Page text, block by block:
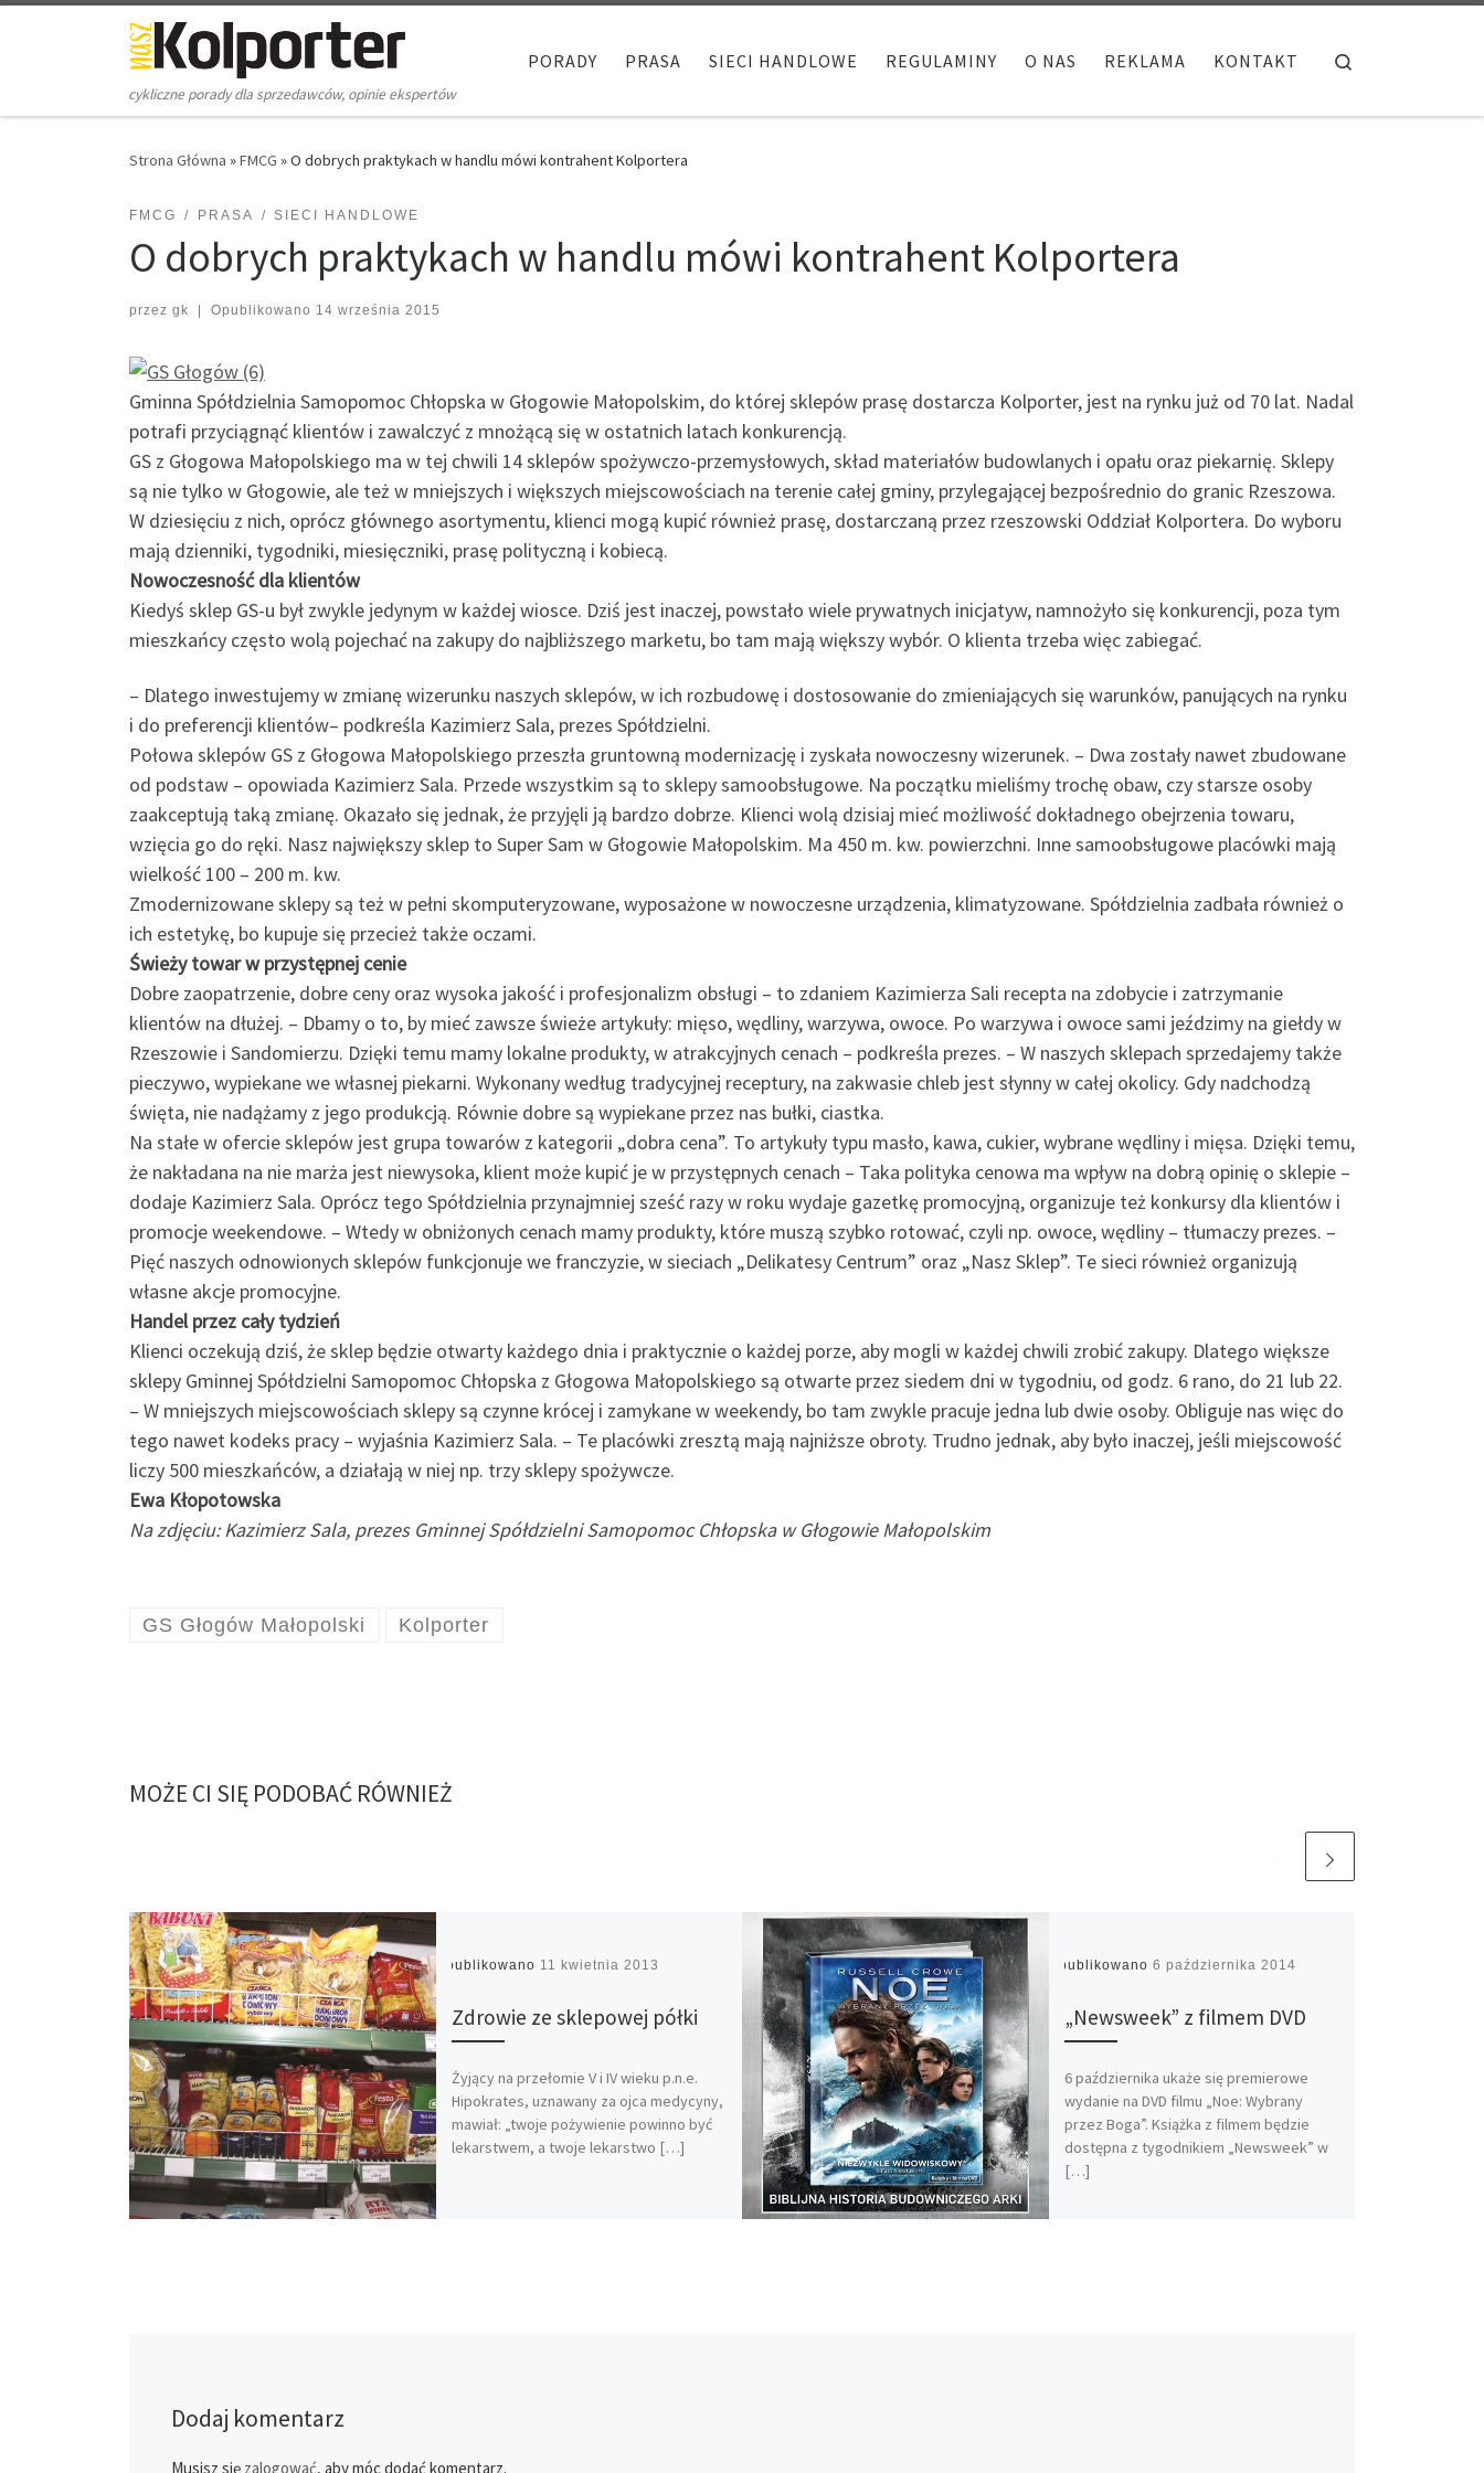
Skip to content
cykliczne porady dla sprzedawców, opinie ekspertów
PORADY PRASA SIECI HANDLOWE REGULAMINY O NAS REKLAMA KONTAKT
Strona Główna »FMCG »O dobrych praktykach w handlu mówi kontrahent Kolportera
FMCG PRASA SIECI HANDLOWE
O dobrych praktykach w handlu mówi kontrahent Kolportera
przez gk Opublikowano 14 września 2015
Gminna Spółdzielnia Samopomoc Chłopska w Głogowie Małopolskim, do której sklepów prasę dostarcza Kolporter, jest na rynku już od 70 lat. Nadal
potrafi przyciągnąć klientów i zawalczyć z mnożącą się w ostatnich latach konkurencją.
GS z Głogowa Małopolskiego ma w tej chwili 14 sklepów spożywczo-przemysłowych, skład materiałów budowlanych i opału oraz piekarnię. Sklepy
są nie tylko w Głogowie, ale też w mniejszych i większych miejscowościach na terenie całej gminy, przylegającej bezpośrednio do granic Rzeszowa.
W dziesięciu z nich, oprócz głównego asortymentu, klienci mogą kupić również prasę, dostarczaną przez rzeszowski Oddział Kolportera. Do wyboru
mają dzienniki, tygodniki, miesięczniki, prasę polityczną i kobiecą.
Nowoczesność dla klientów
Kiedyś sklep GS-u był zwykle jedynym w każdej wiosce. Dziś jest inaczej, powstało wiele prywatnych inicjatyw, namnożyło się konkurencji, poza tym
mieszkańcy często wolą pojechać na zakupy do najbliższego marketu, bo tam mają większy wybór. O klienta trzeba więc zabiegać.
– Dlatego inwestujemy w zmianę wizerunku naszych sklepów, w ich rozbudowę i dostosowanie do zmieniających się warunków, panujących na rynku
i do preferencji klientów– podkreśla Kazimierz Sala, prezes Spółdzielni.
Połowa sklepów GS z Głogowa Małopolskiego przeszła gruntowną modernizację i zyskała nowoczesny wizerunek. – Dwa zostały nawet zbudowane
od podstaw – opowiada Kazimierz Sala. Przede wszystkim są to sklepy samoobsługowe. Na początku mieliśmy trochę obaw, czy starsze osoby
zaakceptują taką zmianę. Okazało się jednak, że przyjęli ją bardzo dobrze. Klienci wolą dzisiaj mieć możliwość dokładnego obejrzenia towaru,
wzięcia go do ręki. Nasz największy sklep to Super Sam w Głogowie Małopolskim. Ma 450 m. kw. powierzchni. Inne samoobsługowe placówki mają
wielkość 100 – 200 m. kw.
Zmodernizowane sklepy są też w pełni skomputeryzowane, wyposażone w nowoczesne urządzenia, klimatyzowane. Spółdzielnia zadbała również o
ich estetykę, bo kupuje się przecież także oczami.
Świeży towar w przystępnej cenie
Dobre zaopatrzenie, dobre ceny oraz wysoka jakość i profesjonalizm obsługi – to zdaniem Kazimierza Sali recepta na zdobycie i zatrzymanie
klientów na dłużej. – Dbamy o to, by mieć zawsze świeże artykuły: mięso, wędliny, warzywa, owoce. Po warzywa i owoce sami jeździmy na giełdy w
Rzeszowie i Sandomierzu. Dzięki temu mamy lokalne produkty, w atrakcyjnych cenach – podkreśla prezes. – W naszych sklepach sprzedajemy także
pieczywo, wypiekane we własnej piekarni. Wykonany według tradycyjnej receptury, na zakwasie chleb jest słynny w całej okolicy. Gdy nadchodzą
święta, nie nadążamy z jego produkcją. Równie dobre są wypiekane przez nas bułki, ciastka.
Na stałe w ofercie sklepów jest grupa towarów z kategorii „dobra cena”. To artykuły typu masło, kawa, cukier, wybrane wędliny i mięsa. Dzięki temu,
że nakładana na nie marża jest niewysoka, klient może kupić je w przystępnych cenach – Taka polityka cenowa ma wpływ na dobrą opinię o sklepie –
dodaje Kazimierz Sala. Oprócz tego Spółdzielnia przynajmniej sześć razy w roku wydaje gazetkę promocyjną, organizuje też konkursy dla klientów i
promocje weekendowe. – Wtedy w obniżonych cenach mamy produkty, które muszą szybko rotować, czyli np. owoce, wędliny – tłumaczy prezes. –
Pięć naszych odnowionych sklepów funkcjonuje we franczyzie, w sieciach „Delikatesy Centrum” oraz „Nasz Sklep”. Te sieci również organizują
własne akcje promocyjne.
Handel przez cały tydzień
Klienci oczekują dziś, że sklep będzie otwarty każdego dnia i praktycznie o każdej porze, aby mogli w każdej chwili zrobić zakupy. Dlatego większe
sklepy Gminnej Spółdzielni Samopomoc Chłopska z Głogowa Małopolskiego są otwarte przez siedem dni w tygodniu, od godz. 6 rano, do 21 lub 22.
– W mniejszych miejscowościach sklepy są czynne krócej i zamykane w weekendy, bo tam zwykle pracuje jedna lub dwie osoby. Obliguje nas więc do
tego nawet kodeks pracy – wyjaśnia Kazimierz Sala. – Te placówki zresztą mają najniższe obroty. Trudno jednak, aby było inaczej, jeśli miejscowość
liczy 500 mieszkańców, a działają w niej np. trzy sklepy spożywcze.
Ewa Kłopotowska
Na zdjęciu: Kazimierz Sala, prezes Gminnej Spółdzielni Samopomoc Chłopska w Głogowie Małopolskim
GS Głogów Małopolski Kolporter
MOŻE CI SIĘ PODOBAĆ RÓWNIEŻ
Opublikowano 11 kwietnia 2013
Zdrowie ze sklepowej półki
Żyjący na przełomie V i IV wieku p.n.e.
Hipokrates, uznawany za ojca medycyny,
mawiał: „twoje pożywienie powinno być
lekarstwem, a twoje lekarstwo […]
Opublikowano 6 października 2014
„Newsweek” z filmem DVD
6 października ukaże się premierowe
wydanie na DVD filmu „Noe: Wybrany
przez Boga”. Książka z filmem będzie
dostępna z tygodnikiem „Newsweek” w
[…]
Dodaj komentarz
Musisz się zalogować, aby móc dodać komentarz.